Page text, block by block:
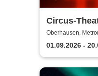
Circus-
Circus
Oberhausen,
01.09.2026 -